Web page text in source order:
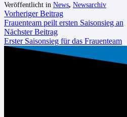
Veröffentlicht in News, Newsarchiv
Vorheriger Beitrag
Frauenteam peilt ersten Saisonsieg an
Nächster Beitrag
Erster Saisonsieg für das Frauenteam